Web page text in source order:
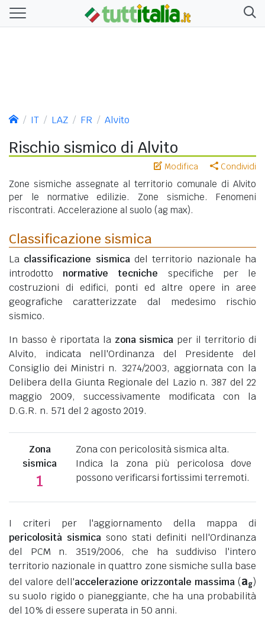
IT LAZ FR Alvito
Rischio sismico di Alvito
Modifica Condividi
Zone sismiche assegnate al territorio comunale di Alvito
per le normative edilizie. Zone sismiche. Fenomeni
riscontrati. Accelerazione al suolo (ag max).
Classificazione sismica
La classificazione sismicadel territorio nazionale ha
introdotto normative tecniche specifiche per le
costruzioni di edifici, ponti ed altre opere in aree
geografiche caratterizzate dal medesimo rischio
sismico.
In basso è riportata la zona sismica per il territorio di
Alvito, indicata nell'Ordinanza del Presidente del
Consiglio dei Ministri n. 3274/2003, aggiornata con la
Delibera della Giunta Regionale del Lazio n. 387 del 22
maggio 2009, successivamente modificata con la
D.G.R. n. 571 del 2 agosto 2019.
Zona
sismica
1
Zona con pericolosità sismica alta.
Indica la zona più pericolosa dove
possono verificarsi fortissimi terremoti.
I criteri per l'aggiornamento della mappa di
pericolosità sismica sono stati definiti nell'Ordinanza
del PCM n. 3519/2006, che ha suddiviso l'intero
territorio nazionale in quattro zone sismiche sulla base
del valore dell'accelerazione orizzontale massima (ag)
su suolo rigido o pianeggiante, che ha una probabilità
del 10% di essere superata in 50 anni.